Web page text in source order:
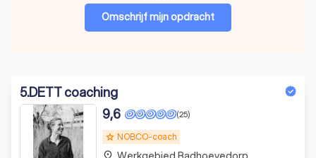
Omschrijf mijn opdracht
5.DETT coaching
grade NOBCO-coach
(25)
9,6
place